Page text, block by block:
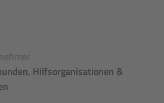
Hilfsorganisationen &